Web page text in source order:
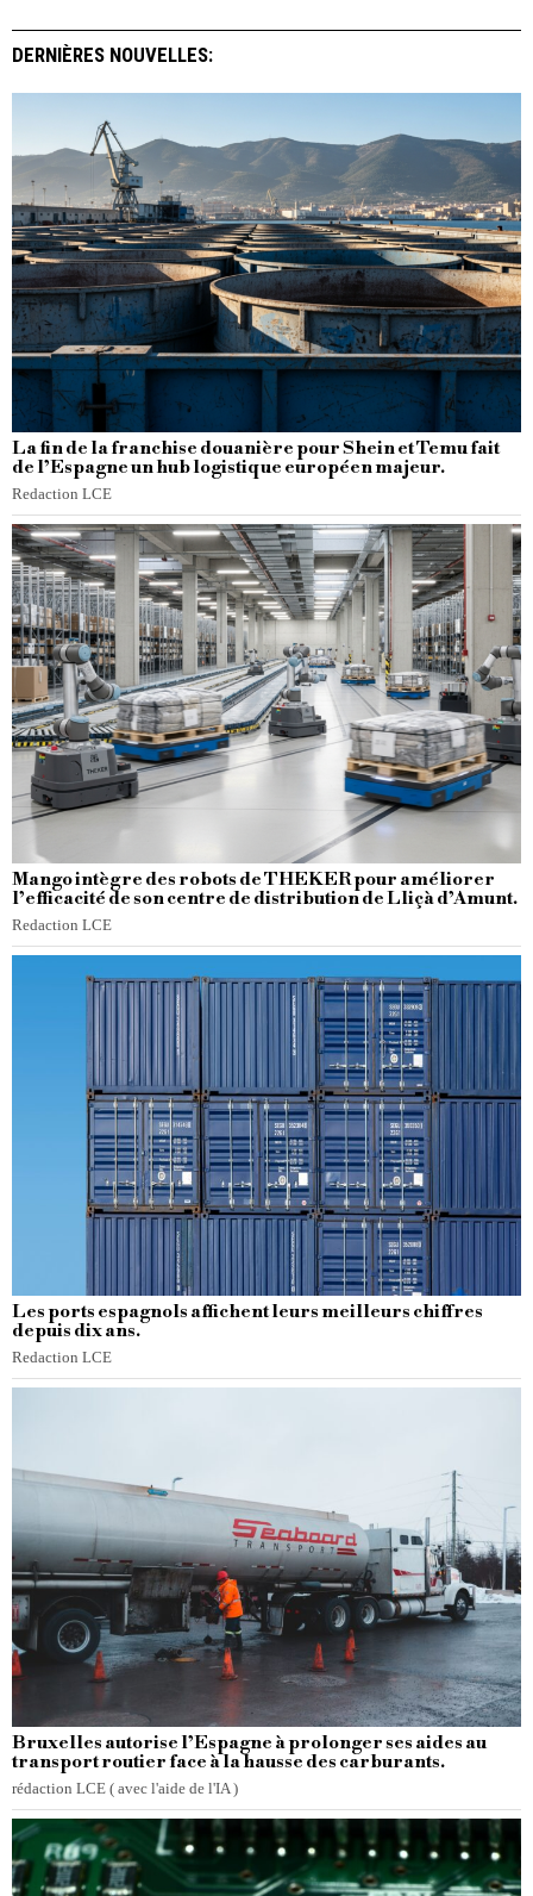
DERNIÈRES NOUVELLES:
La fin de la franchise douanière pour Shein et Temu fait
de l’Espagne un hub logistique européen majeur.
Redaction LCE
Mango intègre des robots de THEKER pour améliorer
l’efficacité de son centre de distribution de Lliçà d’Amunt.
Redaction LCE
Les ports espagnols affichent leurs meilleurs chiffres
depuis dix ans.
Redaction LCE
Bruxelles autorise l’Espagne à prolonger ses aides au
transport routier face à la hausse des carburants.
rédaction LCE ( avec l'aide de l'IA )